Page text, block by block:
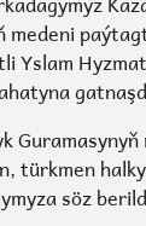
Yslam
türkmen
söz